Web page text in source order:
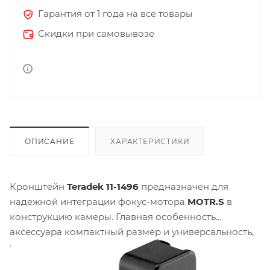
Гарантия от 1 года на все товары
Скидки при самовывозе
ОПИСАНИЕ ХАРАКТЕРИСТИКИ
Кронштейн Teradek 11-1496 предназначен для
надежной интеграции фокус-мотора MOTR.S в
конструкцию камеры. Главная особенность
аксессуара компактный размер и универсальность,
позволяющая быстро адаптировать мотор под
различные конфигурации, будь то тяжелая